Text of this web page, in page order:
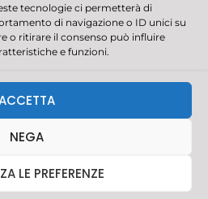
tecnologie ci permetterà di
di navigazione o ID unici su
o ritirare il consenso può influire
e funzioni.
NEGA
LE PREFERENZE
| REGISTRO IMPRESE DELLA
s
a
n
e
a
s